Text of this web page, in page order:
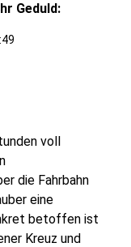
Geduld:
voll
die Fahrbahn
eine
betoffen ist
Kreuz und